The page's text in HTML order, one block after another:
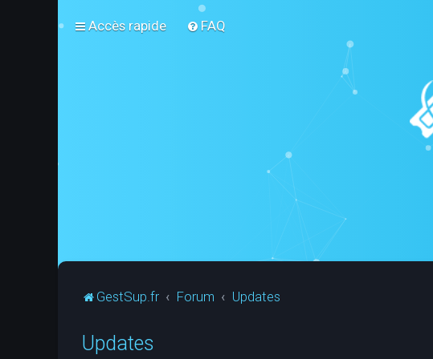
Accès rapide FAQ
GestSup.fr Forum Updates
Updates